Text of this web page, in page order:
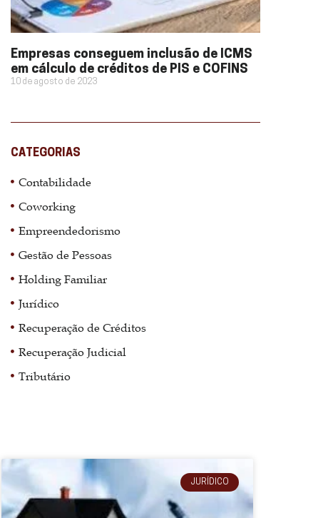
Empresas conseguem inclusão de ICMS
em cálculo de créditos de PIS e COFINS
10 de agosto de 2023
CATEGORIAS
Contabilidade
Coworking
Empreendedorismo
Gestão de Pessoas
Holding Familiar
Jurídico
Recuperação de Créditos
Recuperação Judicial
Tributário
JURÍDICO